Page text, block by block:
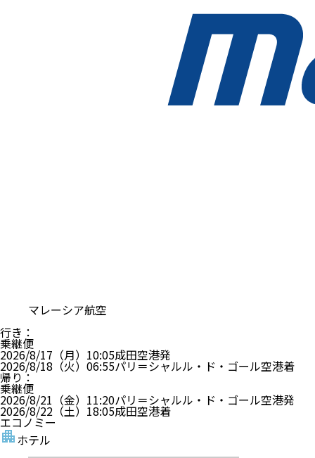
マレーシア航空
行き ：
乗継便
2026/8/17（月） 10:05成田空港発
2026/8/18（火） 06:55パリ＝シャルル・ド・ゴール空港着
帰り ：
乗継便
2026/8/21（金） 11:20パリ＝シャルル・ド・ゴール空港発
2026/8/22（土） 18:05成田空港着
エコノミー
ホテル